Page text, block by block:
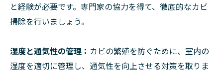
と経験が必要です。専門家の協力を得て、徹底的なカビ
掃除を行いましょう。
湿度と通気性の管理： カビの繁殖を防ぐために、室内の
湿度を適切に管理し、通気性を向上させる対策を取りま